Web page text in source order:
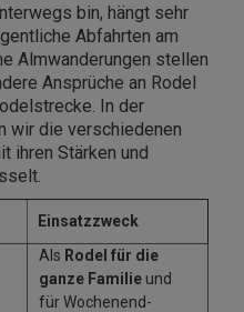
bin, hängt sehr
Abfahrten am
Almwanderungen stellen
Ansprüche an Rodel
In der
wir die verschiedenen
ihren Stärken und
Einsatzzweck
Als Rodel für die
ganze Familie und
für Wochenend-